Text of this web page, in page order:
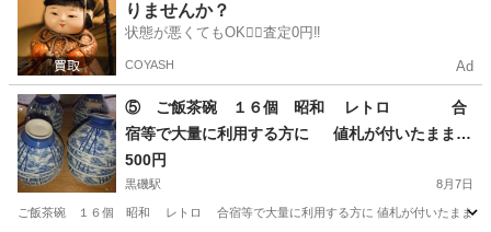
りませんか？
状態が悪くてもOK🙆‍♀️査定0円‼️
COYASH Ad
⑤ ご飯茶碗 １６個 昭和 レトロ 合
宿等で大量に利用する方に 値札が付いたままの
物のありますので ご自身で剥がしてご使用下さい
500円
黒磯駅 8月7日
ご飯茶碗 １６個 昭和 レトロ 合宿等で大量に利用する方に 値札が付いたままの品